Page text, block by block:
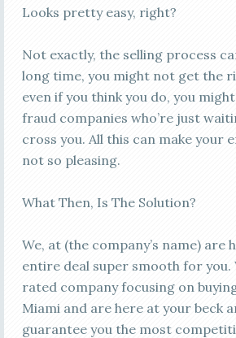
Looks pretty easy, right?
Not exactly, the selling process
long time, you might not get the
even if you think you do, you
fraud companies who’re just
cross you. All this can make your
not so pleasing.
What Then, Is The Solution?
We, at (the company’s name) are
entire deal super smooth for you.
rated company focusing on
Miami and are here at your beck
guarantee you the most